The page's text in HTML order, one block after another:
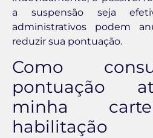
a suspensão seja
administrativos podem
reduzir sua pontuação.
Como
pontuação
minha
habilitação